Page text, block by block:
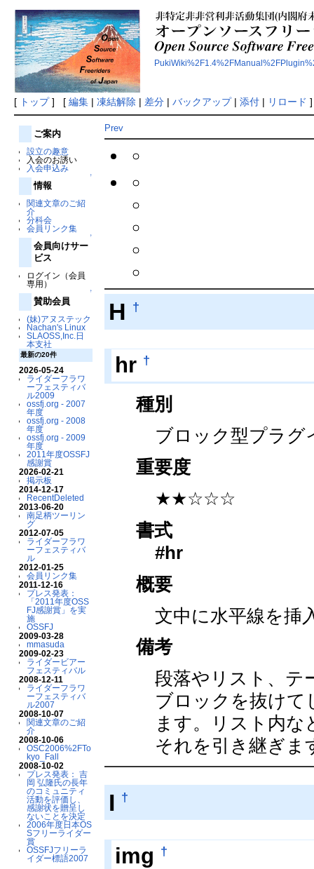
[ トップ] [ 編集| 凍結解除 | 差分| バックアップ| 添付| リロード
ご案内
設立の趣意
入会のお誘い
入会申込み
↑
情報
関連文章のご紹
介
分科会
会員リンク集
↑
会員向けサー
ビス
ログイン（会員
専用）
↑
賛助会員
(妹)アヌステック
Nachan's Linux
SLAOSS,Inc.日
本支社
最新の20件
2026-05-24
ライダーフラワ
ーフェスティバ
ル2009
ossfj.org - 2007
年度
ossfj.org - 2008
年度
ossfj.org - 2009
年度
2011年度OSSFJ
感謝賞
2026-02-21
掲示板
2014-12-17
RecentDeleted
2013-06-20
南足柄ツーリン
グ
2012-07-05
ライダーフラワ
ーフェスティバ
ル
2012-01-25
会員リンク集
2011-12-16
プレス発表：
「2011年度OSS
FJ感謝賞」を実
施
OSSFJ
2009-03-28
mmasuda
2009-02-23
ライダービアー
フェスティバル
2008-12-11
ライダーフラワ
ーフェスティバ
ル2007
2008-10-07
関連文章のご紹
介
2008-10-06
OSC2006%2FTo
kyo_Fall
2008-10-02
プレス発表： 吉
岡 弘隆氏の長年
のコミュニティ
活動を評価し、
感謝状を贈呈し
ないことを決定
2006年度日本OS
Sフリーライダー
賞
OSSFJフリーラ
イダー標語2007
Prev
H †
hr †
種別
ブロック型プラグ
重要度
★★☆☆☆
書式
#hr
概要
文中に水平線を挿
備考
段落やリスト、テ
ブロックを抜けて
ます。リスト内な
それを引き継ぎま
I †
img †